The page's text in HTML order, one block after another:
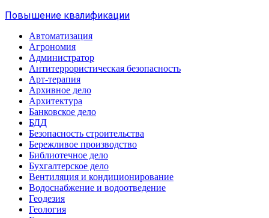
Повышение квалификации
Автоматизация
Агрономия
Администратор
Антитеррористическая безопасность
Арт-терапия
Архивное дело
Архитектура
Банковское дело
БДД
Безопасность строительства
Бережливое производство
Библиотечное дело
Бухгалтерское дело
Вентиляция и кондиционирование
Водоснабжение и водоотведение
Геодезия
Геология